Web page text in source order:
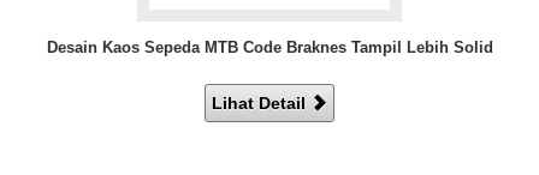
Desain Kaos Sepeda MTB Code Braknes Tampil Lebih Solid
Lihat Detail